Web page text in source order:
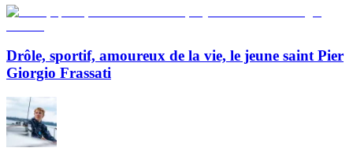
Drôle, sportif, amoureux de la vie, le jeune saint Pier
Giorgio Frassati